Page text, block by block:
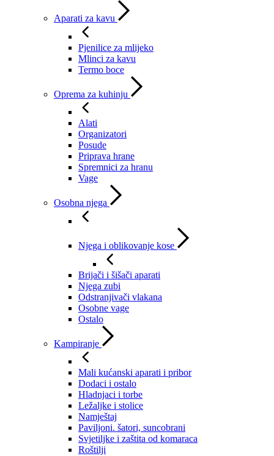
Aparati za kavu
Pjenilice za mlijeko
Mlinci za kavu
Termo boce
Oprema za kuhinju
Alati
Organizatori
Posude
Priprava hrane
Spremnici za hranu
Vage
Osobna njega
Njega i oblikovanje kose
Brijači i šišači aparati
Njega zubi
Odstranjivači vlakana
Osobne vage
Ostalo
Kampiranje
Mali kućanski aparati i pribor
Dodaci i ostalo
Hladnjaci i torbe
Ležaljke i stolice
Namještaj
Paviljoni. šatori, suncobrani
Svjetiljke i zaštita od komaraca
Roštilji